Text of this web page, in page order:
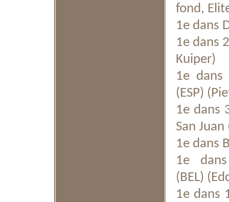
fond,
1e dans
1e dans
Kuiper)
1e dans
(ESP)
1e dans
San Juan
1e dans
1e
(BEL)
1e dans